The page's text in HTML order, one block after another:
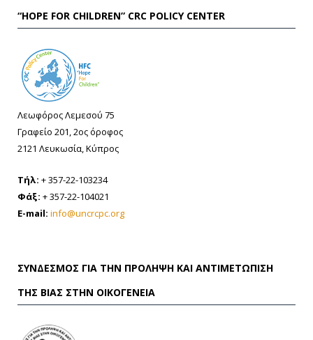
“HOPE FOR CHILDREN” CRC POLICY CENTER
Λεωφόρος Λεμεσού 75
Γραφείο 201, 2ος όροφος
2121 Λευκωσία, Κύπρος
Τήλ: + 357-22-103234
Φάξ: + 357-22-104021
E-mail: info@uncrcpc.org
ΣΎΝΔΕΣΜΟΣ ΓΙΑ ΤΗΝ ΠΡΌΛΗΨΗ ΚΑΙ ΑΝΤΙΜΕΤΏΠΙΣΗ
ΤΗΣ ΒΊΑΣ ΣΤΗΝ ΟΙΚΟΓΈΝΕΙΑ